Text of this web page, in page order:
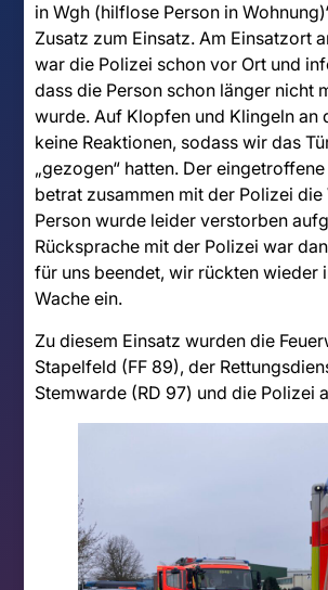
in Wgh (hilflose Person in
Zusatz zum Einsatz. Am Einsatzort
war die Polizei schon vor Ort und
dass die Person schon länger nicht
wurde. Auf Klopfen und Klingeln an
keine Reaktionen, sodass wir das
„gezogen“ hatten. Der
betrat zusammen mit der Polizei die
Person wurde leider verstorben
Rücksprache mit der Polizei war
für uns beendet, wir rückten wieder
Wache ein.
Zu diesem Einsatz wurden die
Stapelfeld (FF 89), der
Stemwarde (RD 97) und die Polizei